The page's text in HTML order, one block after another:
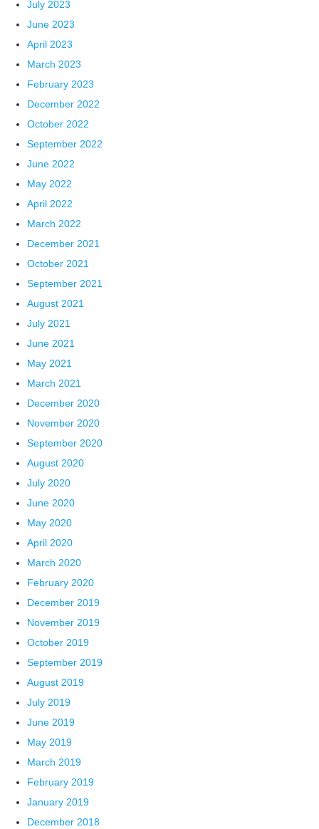
July 2023
June 2023
April 2023
March 2023
February 2023
December 2022
October 2022
September 2022
June 2022
May 2022
April 2022
March 2022
December 2021
October 2021
September 2021
August 2021
July 2021
June 2021
May 2021
March 2021
December 2020
November 2020
September 2020
August 2020
July 2020
June 2020
May 2020
April 2020
March 2020
February 2020
December 2019
November 2019
October 2019
September 2019
August 2019
July 2019
June 2019
May 2019
March 2019
February 2019
January 2019
December 2018